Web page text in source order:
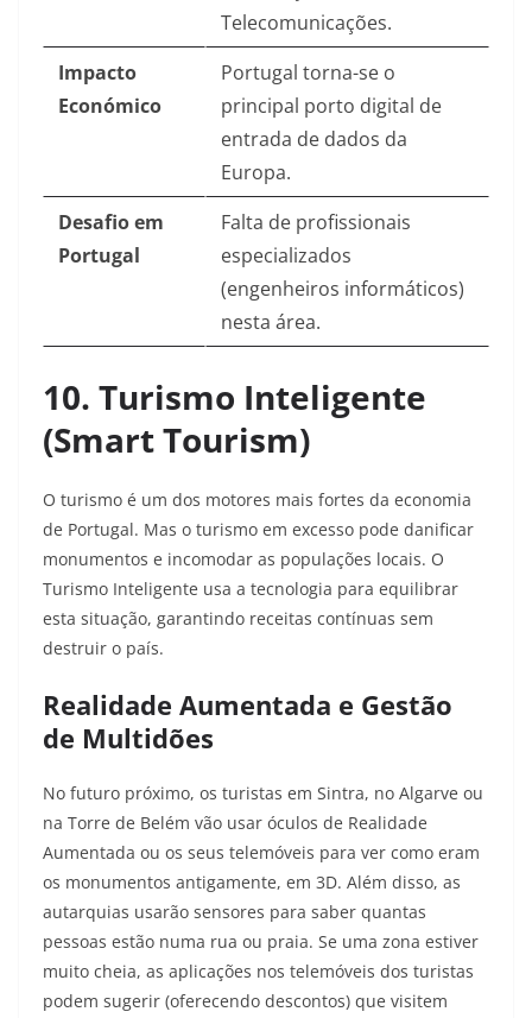
Telecomunicações.
Impacto
Económico
Portugal torna-se o
principal porto digital de
entrada de dados da
Europa.
Desafio em
Portugal
Falta de profissionais
especializados
(engenheiros informáticos)
nesta área.
10. Turismo Inteligente
(Smart Tourism)
O turismo é um dos motores mais fortes da economia
de Portugal. Mas o turismo em excesso pode danificar
monumentos e incomodar as populações locais. O
Turismo Inteligente usa a tecnologia para equilibrar
esta situação, garantindo receitas contínuas sem
destruir o país.
Realidade Aumentada e Gestão
de Multidões
No futuro próximo, os turistas em Sintra, no Algarve ou
na Torre de Belém vão usar óculos de Realidade
Aumentada ou os seus telemóveis para ver como eram
os monumentos antigamente, em 3D. Além disso, as
autarquias usarão sensores para saber quantas
pessoas estão numa rua ou praia. Se uma zona estiver
muito cheia, as aplicações nos telemóveis dos turistas
podem sugerir (oferecendo descontos) que visitem